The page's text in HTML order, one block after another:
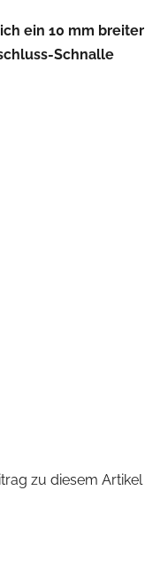
ein 10 mm breiter
Schnalle
zu diesem Artikel